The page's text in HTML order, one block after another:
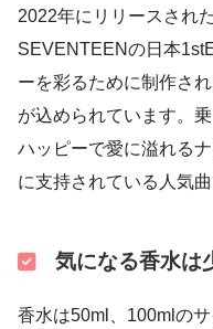
2022年にリリースされ
SEVENTEENの日本
ーを彩るために制作さ
が込められています。
ハッピーで愛に溢れる
に支持されている人気曲
気になる香水は
香水は50ml、100mlの